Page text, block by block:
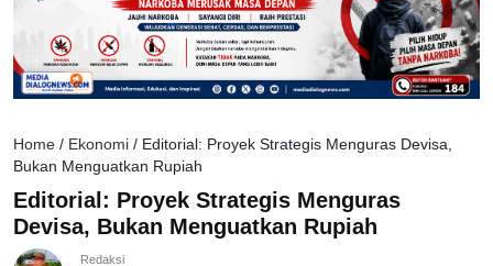
Home / Ekonomi / Editorial: Proyek Strategis Menguras Devisa,
Bukan Menguatkan Rupiah
Editorial: Proyek Strategis Menguras
Devisa, Bukan Menguatkan Rupiah
Redaksi